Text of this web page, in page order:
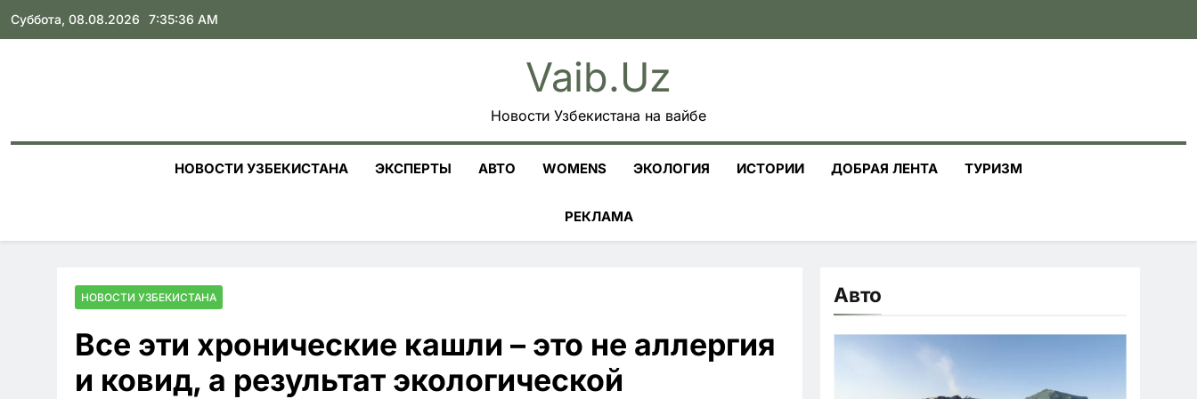
Skip
Суббота, 08.08.2026 7:35:37 AM
Vaib.uz
Новости Узбекистана на вайбе
НОВОСТИ УЗБЕКИСТАНА ЭКСПЕРТЫ АВТО WOMENS ЭКОЛОГИЯ ИСТОРИИ ДОБРАЯ ЛЕНТА ТУРИЗМ
РЕКЛАМА
НОВОСТИ УЗБЕКИСТАНА
Все эти хронические кашли – это не аллергия
и ковид, а результат экологической
Авто